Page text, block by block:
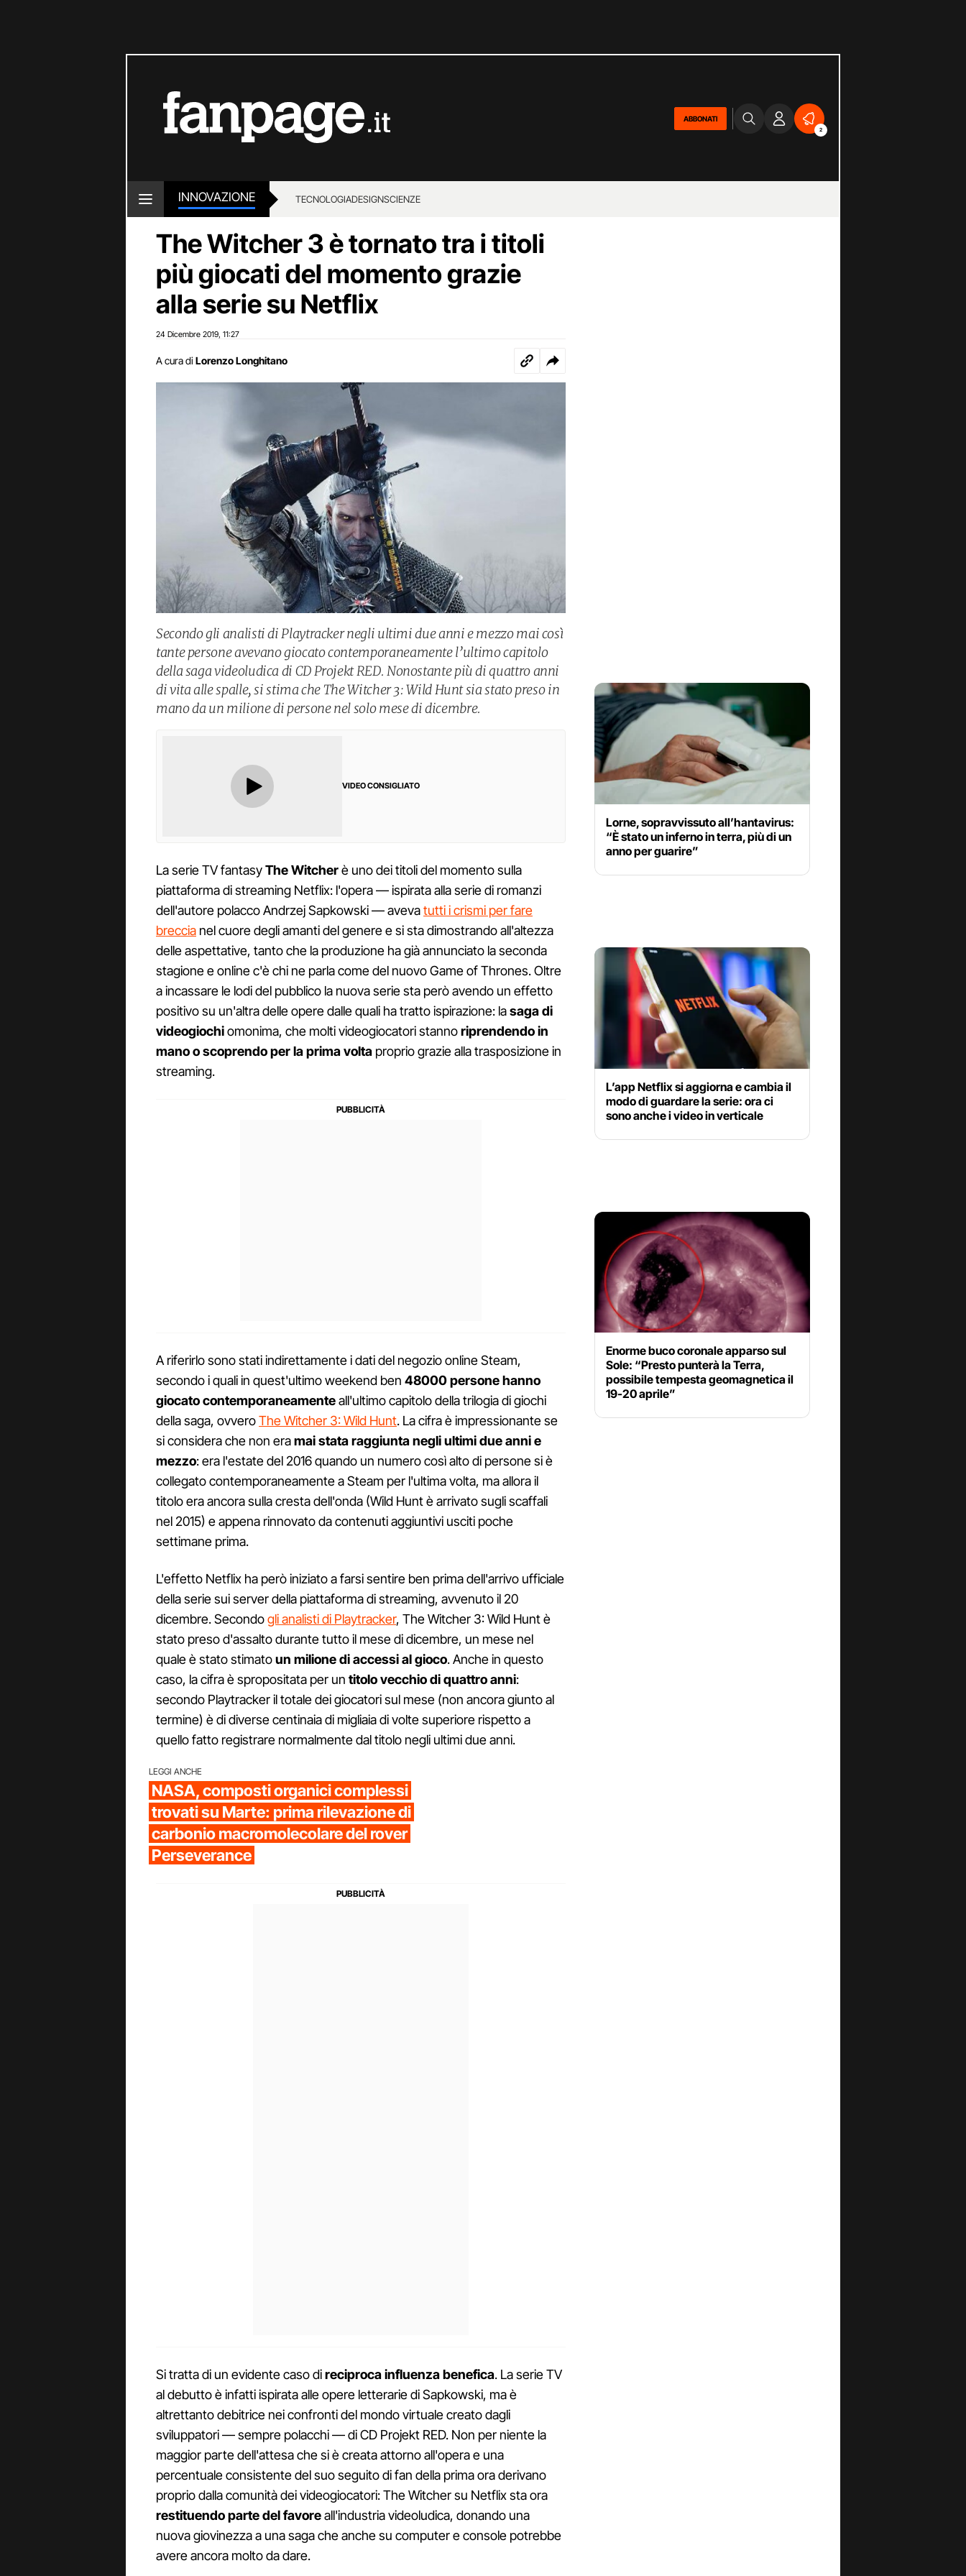
ABBONATI
2
INNOVAZIONE TECNOLOGIADESIGNSCIENZE
The Witcher 3 è tornato tra i titoli
più giocati del momento grazie
alla serie su Netflix
24 Dicembre 2019 11:27
A cura di Lorenzo Longhitano
Secondo gli analisti di Playtracker negli ultimi due anni e mezzo mai così
tante persone avevano giocato contemporaneamente l’ultimo capitolo
della saga videoludica di CD Projekt RED. Nonostante più di quattro anni
di vita alle spalle, si stima che The Witcher 3: Wild Hunt sia stato preso in
mano da un milione di persone nel solo mese di dicembre.
VIDEO CONSIGLIATO
La serie TV fantasyThe Witcherè uno dei titoli del momento sulla
piattaforma di streaming Netflix: l'opera — ispirata alla serie di romanzi
dell'autore polacco Andrzej Sapkowski — avevatutti i crismi per fare
breccia nel cuore degli amanti del genere e si sta dimostrando all'altezza
delle aspettative, tanto che la produzione ha già annunciato la seconda
stagione e online c'è chi ne parla come del nuovo Game of Thrones. Oltre
a incassare le lodi del pubblico la nuova serie sta però avendo un effetto
positivo su un'altra delle opere dalle quali ha tratto ispirazione: lasaga di
videogiochiomonima, che molti videogiocatori stannoriprendendo in
mano o scoprendo per la prima volta proprio grazie alla trasposizione in
streaming.
A riferirlo sono stati indirettamente i dati del negozio online Steam,
secondo i quali in quest'ultimo weekend ben 48000 persone hanno
giocato contemporaneamenteall'ultimo capitolo della trilogia di giochi
della saga, ovveroThe Witcher 3: Wild Hunt. La cifra è impressionante se
si considera che non eramai stata raggiunta negli ultimi due anni e
mezzo: era l'estate del 2016 quando un numero così alto di persone si è
collegato contemporaneamente a Steam per l'ultima volta, ma allora il
titolo era ancora sulla cresta dell'onda (Wild Hunt è arrivato sugli scaffali
nel 2015) e appena rinnovato da contenuti aggiuntivi usciti poche
settimane prima.
L'effetto Netflix ha però iniziato a farsi sentire ben prima dell'arrivo ufficiale
della serie sui server della piattaforma di streaming, avvenuto il 20
dicembre. Secondogli analisti di Playtracker, The Witcher 3: Wild Hunt è
stato preso d'assalto durante tutto il mese di dicembre, un mese nel
quale è stato stimatoun milione di accessi al gioco. Anche in questo
caso, la cifra è spropositata per un titolo vecchio di quattro anni:
secondo Playtracker il totale dei giocatori sul mese (non ancora giunto al
termine) è di diverse centinaia di migliaia di volte superiore rispetto a
quello fatto registrare normalmente dal titolo negli ultimi due anni.
LEGGI ANCHE
NASA, composti organici complessi
trovati su Marte: prima rilevazione di
carbonio macromolecolare del rover
Perseverance
Si tratta di un evidente caso direciproca influenza benefica. La serie TV
al debutto è infatti ispirata alle opere letterarie di Sapkowski, ma è
altrettanto debitrice nei confronti del mondo virtuale creato dagli
sviluppatori — sempre polacchi — di CD Projekt RED. Non per niente la
maggior parte dell'attesa che si è creata attorno all'opera e una
percentuale consistente del suo seguito di fan della prima ora derivano
proprio dalla comunità dei videogiocatori: The Witcher su Netflix sta ora
restituendo parte del favoreall'industria videoludica, donando una
nuova giovinezza a una saga che anche su computer e console potrebbe
avere ancora molto da dare.
Lorne, sopravvissuto all’hantavirus:
“È stato un inferno in terra, più di un
anno per guarire”
L’app Netflix si aggiorna e cambia il
modo di guardare la serie: ora ci
sono anche i video in verticale
Enorme buco coronale apparso sul
Sole: “Presto punterà la Terra,
possibile tempesta geomagnetica il
19-20 aprile”